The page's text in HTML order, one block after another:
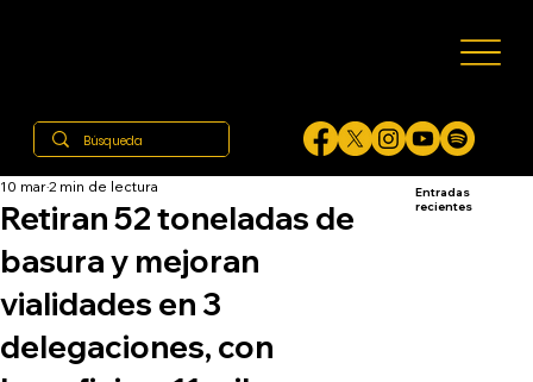
Retiran 52 toneladas de
basura y mejoran
vialidades en 3
delegaciones, con
10 mar2 min de lectura
Entradas
recientes